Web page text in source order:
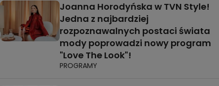
Joanna Horodyńska w TVN Style!
Jedna z najbardziej
rozpoznawalnych postaci świata
mody poprowadzi nowy program
"Love The Look"!
PROGRAMY